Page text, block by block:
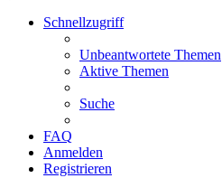
Schnellzugriff
Unbeantwortete Themen
Aktive Themen
Suche
FAQ
Anmelden
Registrieren